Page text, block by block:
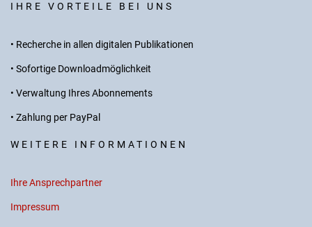
IHRE VORTEILE BEI UNS
• Recherche in allen digitalen Publikationen
• Sofortige Downloadmöglichkeit
• Verwaltung Ihres Abonnements
• Zahlung per PayPal
WEITERE INFORMATIONEN
Ihre Ansprechpartner
Impressum